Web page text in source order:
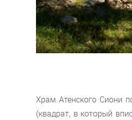
Храм Атенского Сиони
(квадрат, в который